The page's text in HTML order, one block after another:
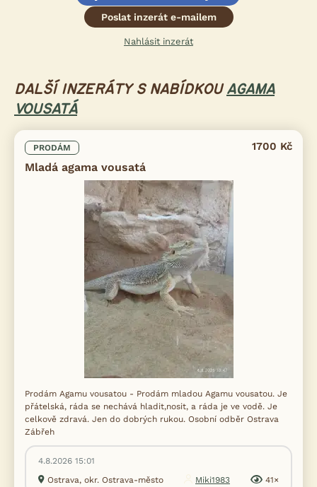
Poslat inzerát e-mailem
Nahlásit inzerát
DALŠÍ INZERÁTY S NABÍDKOU AGAMA
VOUSATÁ
PRODÁM
Mladá agama vousatá
1700 Kč
Prodám Agamu vousatou - Prodám mladou Agamu vousatou. Je
přátelská, ráda se nechává hladit,nosit, a ráda je ve vodě. Je
celkově zdravá. Jen do dobrých rukou. Osobní odběr Ostrava
Zábřeh
4.8.2026 15:01
Ostrava, okr. Ostrava-město
Miki1983 41×